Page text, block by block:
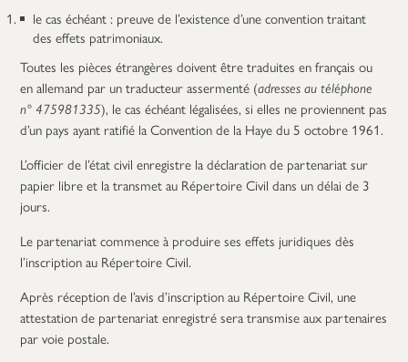
le cas échéant : preuve de l’existence d’une convention traitant
des effets patrimoniaux.
Toutes les pièces étrangères doivent être traduites en français ou
en allemand par un traducteur assermenté (adresses au téléphone
n° 475981335), le cas échéant légalisées, si elles ne proviennent pas
d’un pays ayant ratifié la Convention de la Haye du 5 octobre 1961.
L’officier de l’état civil enregistre la déclaration de partenariat sur
papier libre et la transmet au Répertoire Civil dans un délai de 3
jours.
Le partenariat commence à produire ses effets juridiques dès
l’inscription au Répertoire Civil.
Après réception de l’avis d’inscription au Répertoire Civil, une
attestation de partenariat enregistré sera transmise aux partenaires
par voie postale.